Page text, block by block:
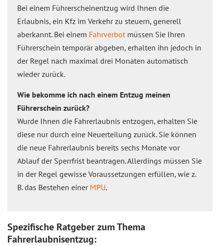
Bei einem Führerscheinentzug wird Ihnen die
Erlaubnis, ein Kfz im Verkehr zu steuern, generell
aberkannt. Bei einem Fahrverbotmüssen Sie Ihren
Führerschein temporär abgeben, erhalten ihn jedoch in
der Regel nach maximal drei Monaten automatisch
wieder zurück.
Wie bekomme ich nach einem Entzug meinen
Führerschein zurück?
Wurde Ihnen die Fahrerlaubnis entzogen, erhalten Sie
diese nur durch eine Neuerteilung zurück. Sie können
die neue Fahrerlaubnis bereits sechs Monate vor
Ablauf der Sperrfrist beantragen. Allerdings müssen Sie
in der Regel gewisse Voraussetzungen erfüllen, wie z.
B. das Bestehen einer MPU.
Spezifische Ratgeber zum Thema
Fahrerlaubnisentzug: